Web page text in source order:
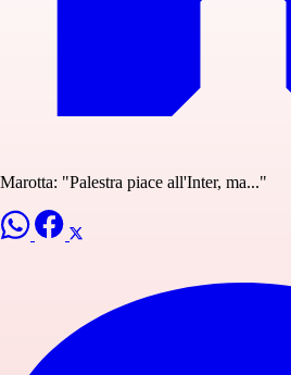
Marotta: "Palestra piace all'Inter, ma..."